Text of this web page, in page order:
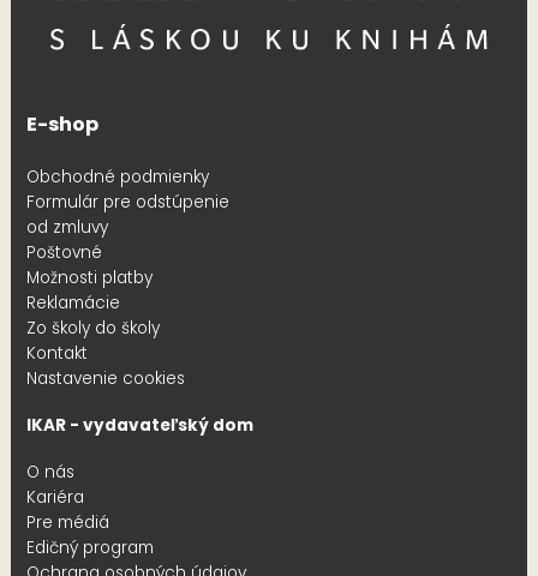
E-shop
Obchodné podmienky
Formulár pre odstúpenie
od zmluvy
Poštovné
Možnosti platby
Reklamácie
Zo školy do školy
Kontakt
Nastavenie cookies
IKAR - vydavateľský dom
O nás
Kariéra
Pre médiá
Edičný program